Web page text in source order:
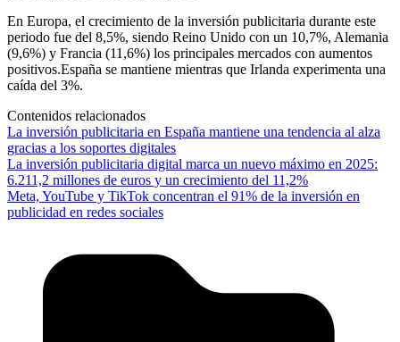
En Europa, el crecimiento de la inversión publicitaria durante este
periodo fue del 8,5%, siendo Reino Unido con un 10,7%, Alemania
(9,6%) y Francia (11,6%) los principales mercados con aumentos
positivos.España se mantiene mientras que Irlanda experimenta una
caída del 3%.
Contenidos relacionados
La inversión publicitaria en España mantiene una tendencia al alza
gracias a los soportes digitales
La inversión publicitaria digital marca un nuevo máximo en 2025:
6.211,2 millones de euros y un crecimiento del 11,2%
Meta, YouTube y TikTok concentran el 91% de la inversión en
publicidad en redes sociales